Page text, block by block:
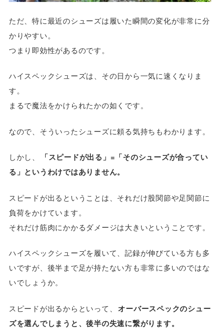
ただ、特に最近のシューズは履いた瞬間の変化が非常に分
かりやすい。
つまり即効性があるのです。
ハイスペックシューズは、その日から一気に速くなりま
す。
まるで魔法をかけられたかの如くです。
なので、そういったシューズに頼る気持ちもわかります。
しかし、
「スピードが出る」=「そのシューズが合ってい
る」というわけではありません。
スピードが出るということは、それだけ股関節や足関節に
負荷をかけています。
それだけ筋肉にかかるダメージは大きいということです。
ハイスペックシューズを履いて、記録が伸びている方も多
いですが、後半まで足が持たない方も非常に多いのではな
いでしょうか。
スピードが出るからといって、 オーバースペックのシュー
ズを選んでしまうと、後半の失速に繋がります。